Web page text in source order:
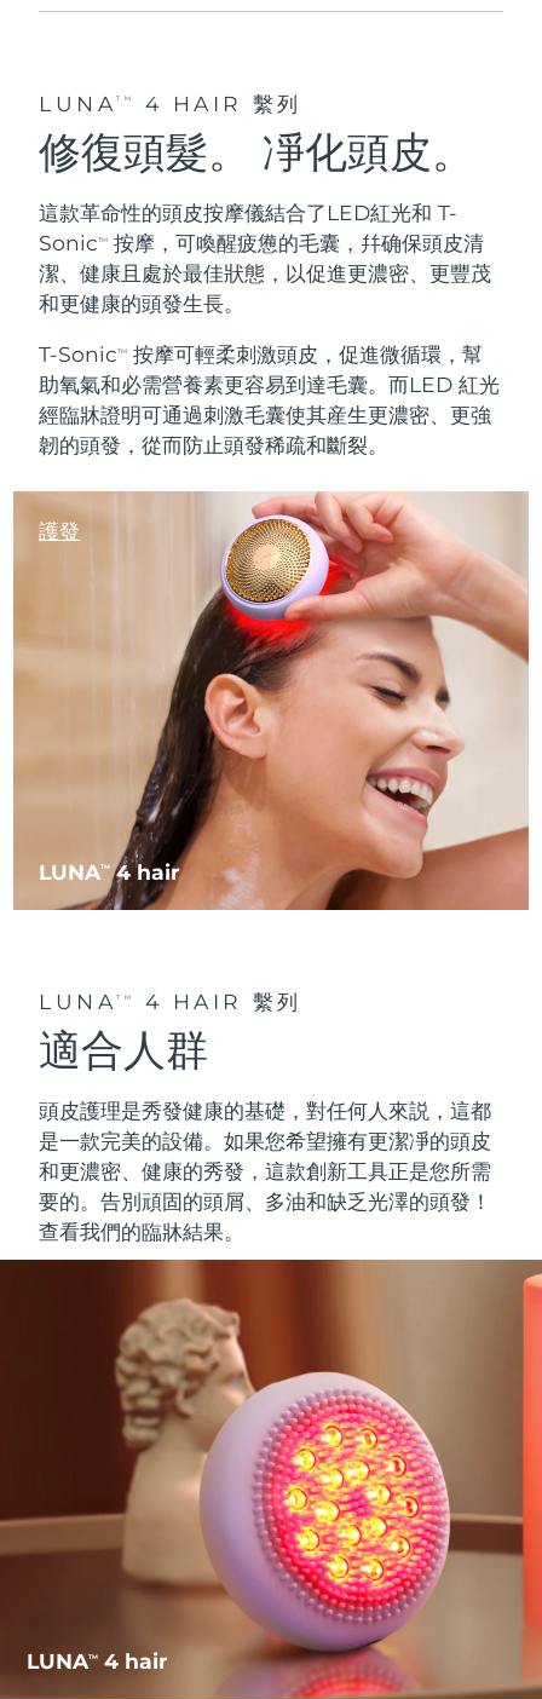
LUNATM 4 HAIR 繫列
修復頭髮。 凈化頭皮。
這款革命性的頭皮按摩儀結合了LED紅光和 T-
SonicTM 按摩，可喚醒疲憊的毛囊 ，幷确保頭皮清
潔、健康且處於最佳狀態 ，以促進更濃密、更豐茂
和更健康的頭發生長。
T-SonicTM 按摩可輕柔刺激頭皮 ，促進微循環 ，幫
助氧氣和必需營養素更容易到達毛囊。而LED 紅光
經臨牀證明可通過刺激毛囊使其産生更濃密、更強
韌的頭發，從而防止頭發稀疏和斷裂。
LUNATM 4 hair
護發
LUNATM 4 HAIR 繫列
適合人群
頭皮護理是秀發健康的基礎，對任何人來説，這都
是一款完美的設備。如果您希望擁有更潔凈的頭皮
和更濃密、健康的秀發 ，這款創新工具正是您所需
要的。告別頑固的頭屑、多油和缺乏光澤的頭發！
查看我們的臨牀結果。
LUNATM4 hair
南非 預計送達日期
南韓
西班牙 預計送達日期8/11/26
瑞典
瑞士 預計送達日期 8/11/26
台灣 預計送達日期 8/16/26
土耳其 預計送達日期
預計送達日期8/12/26
英國 預計送達日期 8/11/26
預計送達日期8/12/26
預計送達日期 8/16/26
預計送達日期